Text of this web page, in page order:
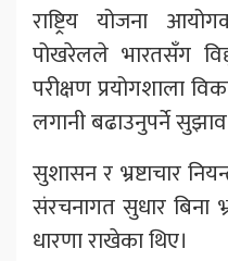
राष्ट्रिय योजना
पोखरेलले भारतसँग
परीक्षण प्रयोगशाला
लगानी बढाउनुपर्ने सुझाव
सुशासन र भ्रष्टाचार
संरचनागत सुधार बिना
धारणा राखेका थिए।